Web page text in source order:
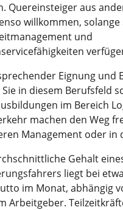
Quereinsteiger aus
willkommen, solange
und
Eignung und
in diesem Berufsfeld
im Bereich
machen den Weg
Management oder in
Gehalt
liegt bei
im Monat, abhängig
Arbeitgeber.